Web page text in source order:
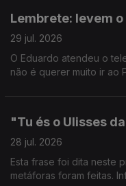
Lembrete: levem
29 jul. 2026
O Eduardo atendeu o
não é querer muito ir ao
"Tu és o Ulisses
28 jul. 2026
Esta frase foi dita neste
metáforas foram feitas.